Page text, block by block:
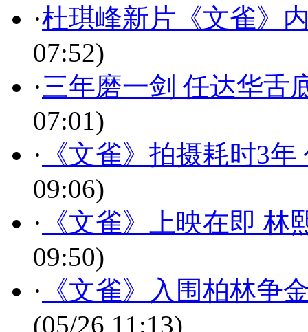
·杜琪峰新片《文雀》
07:52)
·三年磨一剑 任达华舌
07:01)
· 《文雀》拍摄耗时3
09:06)
· 《文雀》上映在即
09:50)
· 《文雀》入围柏林争
(05/26 11:13)